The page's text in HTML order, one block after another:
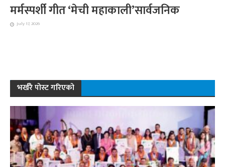
मर्मस्पर्शी गीत ‘मेची महाकाली’सार्वजनिक
July 17, 2026
भर्खरै पोस्ट गरिएको